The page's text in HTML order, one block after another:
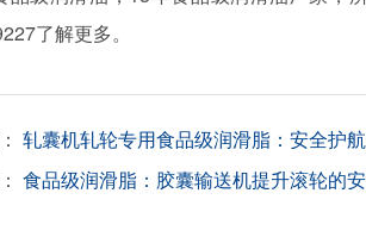
了解更多。
轧囊机轧轮专用食品级润滑脂：安全护
食品级润滑脂：胶囊输送机提升滚轮的